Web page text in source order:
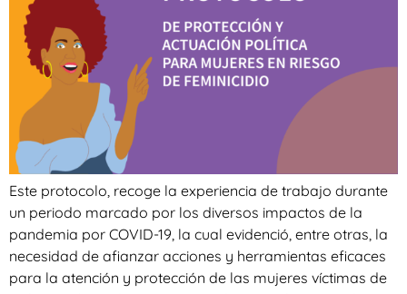
Este protocolo, recoge la experiencia de trabajo durante
un periodo marcado por los diversos impactos de la
pandemia por COVID-19, la cual evidenció, entre otras, la
necesidad de afianzar acciones y herramientas eficaces
para la atención y protección de las mujeres víctimas de